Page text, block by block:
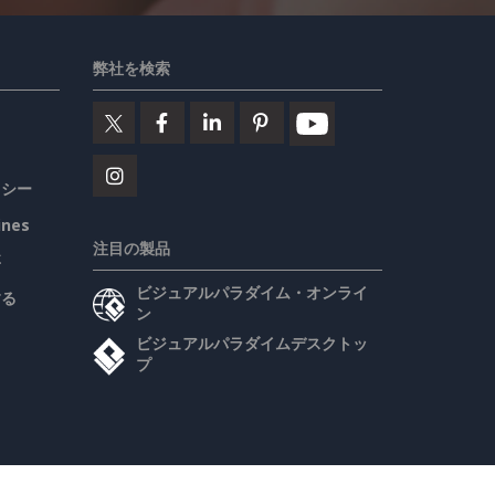
ー
弊社を検索
注目の製品
ビジュアルパラダイム・オンライ
ン
ビジュアルパラダイムデスクトッ
プ